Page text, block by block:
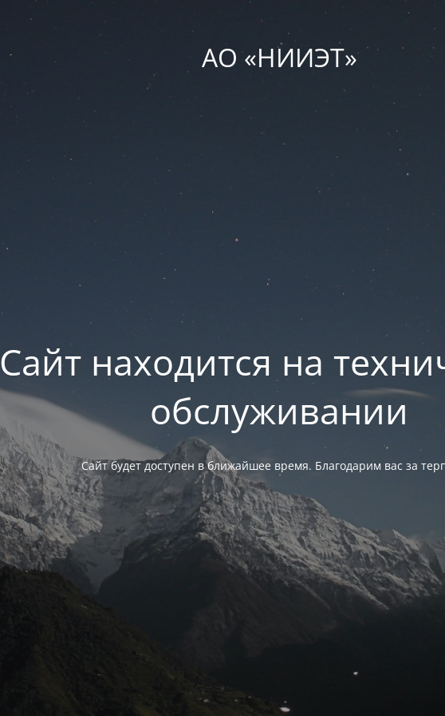
АО «НИИЭТ»
Сайт находится на
обслуживании
Сайт будет доступен в ближайшее время. Благодарим вас за